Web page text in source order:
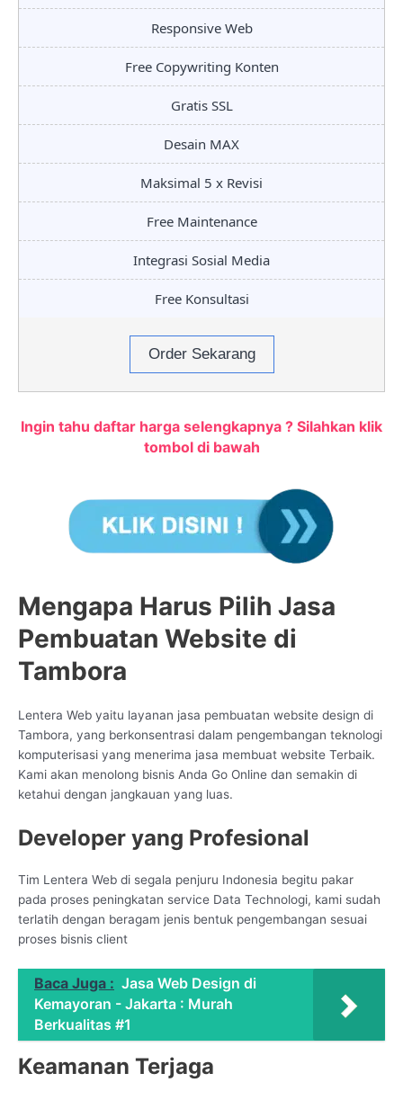
Responsive Web
Free Copywriting Konten
Gratis SSL
Desain MAX
Maksimal 5 x Revisi
Free Maintenance
Integrasi Sosial Media
Free Konsultasi
Order Sekarang
Ingin tahu daftar harga selengkapnya ? Silahkan klik
tombol di bawah
Mengapa Harus Pilih Jasa
Pembuatan Website di
Tambora
Lentera Web yaitu layanan jasa pembuatan website design di
Tambora, yang berkonsentrasi dalam pengembangan teknologi
komputerisasi yang menerima jasa membuat website Terbaik.
Kami akan menolong bisnis Anda Go Online dan semakin di
ketahui dengan jangkauan yang luas.
Developer yang Profesional
Tim Lentera Web di segala penjuru Indonesia begitu pakar
pada proses peningkatan service Data Technologi, kami sudah
terlatih dengan beragam jenis bentuk pengembangan sesuai
proses bisnis client
Baca Juga : Jasa Web Design di
Kemayoran - Jakarta : Murah
Berkualitas #1
Keamanan Terjaga